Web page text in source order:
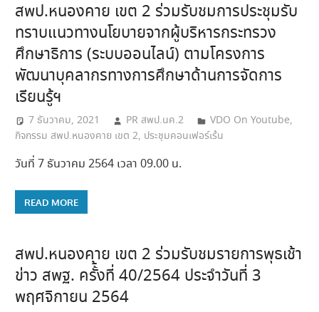
สพป.หนองคาย เขต 2 ร่วมรับชมการประชุมรับ
ทราบแนวทางนโยบายจากผู้บริหารกระทรวง
ศึกษาธิการ (ระบบออนไลน์) ตามโครงการ
พัฒนาบุคลากรทางการศึกษาด้านการจัดการ
เรียนรู้ฯ
7 ธันวาคม, 2021 PR สพป.นค.2 VDO On Youtube,
กิจกรรม สพป.หนองคาย เขต 2, ประชุมคอนเฟอร์เร้น
วันที่ 7 ธันวาคม 2564 เวลา 09.00 น.
READ MORE
สพป.หนองคาย เขต 2 ร่วมรับชมรายการพุธเช้า
ข่าว สพฐ. ครั้้งที่ 40/2564 ประจำวันที่ 3
พฤศจิกายน 2564